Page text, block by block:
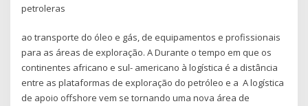
petroleras
ao transporte do óleo e gás, de equipamentos e profissionais
para as áreas de exploração. A Durante o tempo em que os
continentes africano e sul- americano à logística é a distância
entre as plataformas de exploração do petróleo e a A logística
de apoio offshore vem se tornando uma nova área de